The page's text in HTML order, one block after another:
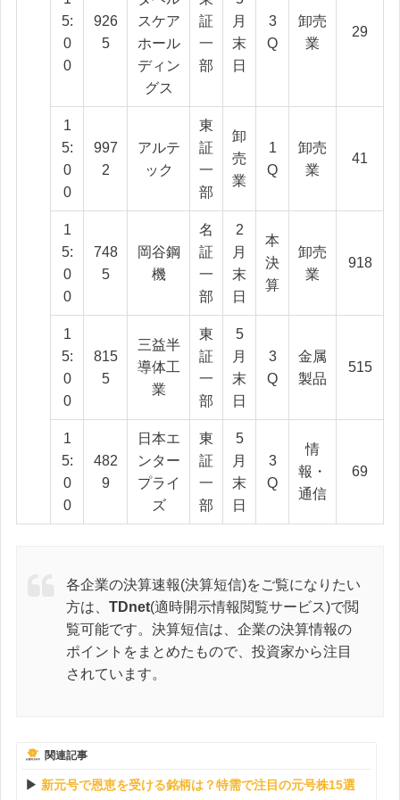
5:
0
0
926
5
スケア
ホール
ディン
グス
証
一
部
月
末
日
3
Q
卸売
業
29
1
5:
0
0
997
2
アルテ
ック
東
証
一
部
卸
売
業
1
Q
卸売
業
41
1
5:
0
0
748
5
岡谷鋼
機
名
証
一
部
2
月
末
日
本
決
算
卸売
業
918
1
5:
0
0
815
5
三益半
導体工
業
東
証
一
部
5
月
末
日
3
Q
金属
製品
515
1
5:
0
0
482
9
日本エ
ンター
プライ
ズ
東
証
一
部
5
月
末
日
3
Q
情
報・
通信
69
各企業の決算速報(決算短信)をご覧になりたい
方は、 TDnet(適時開示情報閲覧サービス)で閲
覧可能です。決算短信は、企業の決算情報の
ポイントをまとめたもので、投資家から注目
されています。
関連記事
新元号で恩恵を受ける銘柄は？特需で注目の元号株15選